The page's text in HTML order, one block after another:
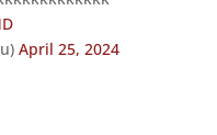
April 25, 2024